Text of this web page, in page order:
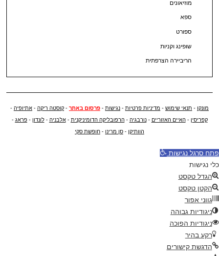
מוזיאונים
ספא
ספורט
שופינג וקניות
הריביירה הצרפתית
מונקו - תנאי שימוש - מדיניות פרטיות - נגישות - פרסום באתר - קוסטה ריקה - אתיופיה -
קפריסין -האיים האזוריים -נורבגיה -הרפובליקה הדומיניקנית -אלבניה -לונדון -פראג -
הוותיקן - סן מרינו - חופשת סקי
פתח סרגל נגישות
כלי נגישות
הגדל טקסט
הקטן טקסט
גווני אפור
ניגודיות גבוהה
ניגודיות הפוכה
רקע בהיר
הדגשת קישורים